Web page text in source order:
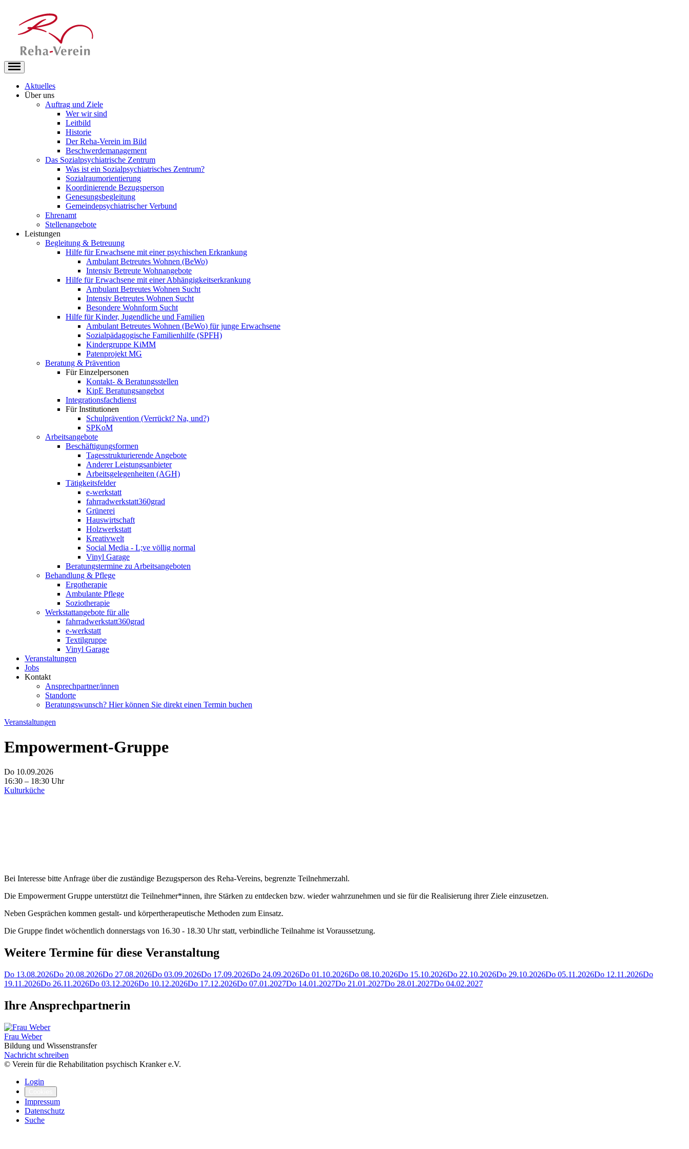
Aktuelles
Über uns
Auftrag und Ziele
Wer wir sind
Leitbild
Historie
Der Reha-Verein im Bild
Beschwerdemanagement
Das Sozialpsychiatrische Zentrum
Was ist ein Sozialpsychiatrisches Zentrum?
Sozialraumorientierung
Koordinierende Bezugsperson
Genesungsbegleitung
Gemeindepsychiatrischer Verbund
Ehrenamt
Stellenangebote
Leistungen
Begleitung & Betreuung
Hilfe für Erwachsene mit einer psychischen Erkrankung
Ambulant Betreutes Wohnen (BeWo)
Intensiv Betreute Wohnangebote
Hilfe für Erwachsene mit einer Abhängigkeitserkrankung
Ambulant Betreutes Wohnen Sucht
Intensiv Betreutes Wohnen Sucht
Besondere Wohnform Sucht
Hilfe für Kinder, Jugendliche und Familien
Ambulant Betreutes Wohnen (BeWo) für junge Erwachsene
Sozialpädagogische Familienhilfe (SPFH)
Kindergruppe KiMM
Patenprojekt MG
Beratung & Prävention
Für Einzelpersonen
Kontakt- & Beratungsstellen
KipE Beratungsangebot
Integrationsfachdienst
Für Institutionen
Schulprävention (Verrückt? Na, und?)
SPKoM
Arbeitsangebote
Beschäftigungsformen
Tagesstrukturierende Angebote
Anderer Leistungsanbieter
Arbeitsgelegenheiten (AGH)
Tätigkeitsfelder
e-werkstatt
fahrradwerkstatt360grad
Grünerei
Hauswirtschaft
Holzwerkstatt
Kreativwelt
Social Media - L;ve völlig normal
Vinyl Garage
Beratungstermine zu Arbeitsangeboten
Behandlung & Pflege
Ergotherapie
Ambulante Pflege
Soziotherapie
Werkstattangebote für alle
fahrradwerkstatt360grad
e-werkstatt
Textilgruppe
Vinyl Garage
Veranstaltungen
Jobs
Kontakt
Ansprechpartner/innen
Standorte
Beratungswunsch? Hier können Sie direkt einen Termin buchen
Veranstaltungen
Empowerment-Gruppe
Do 10.09.2026
16:30 – 18:30 Uhr
Kulturküche
Bei Interesse bitte Anfrage über die zuständige Bezugsperson des Reha-Vereins, begrenzte Teilnehmerzahl.
Die Empowerment Gruppe unterstützt die Teilnehmer*innen, ihre Stärken zu entdecken bzw. wieder wahrzunehmen und sie für die Realisierung ihrer Ziele einzusetzen.
Neben Gesprächen kommen gestalt- und körpertherapeutische Methoden zum Einsatz.
Die Gruppe findet wöchentlich donnerstags von 16.30 - 18.30 Uhr statt, verbindliche Teilnahme ist Voraussetzung.
Weitere Termine für diese Veranstaltung
Do 13.08.2026Do 20.08.2026Do 27.08.2026Do 03.09.2026Do 17.09.2026Do 24.09.2026Do 01.10.2026Do 08.10.2026Do 15.10.2026Do 22.10.2026Do 29.10.2026Do 05.11.2026Do 12.11.2026Do
19.11.2026Do 26.11.2026Do 03.12.2026Do 10.12.2026Do 17.12.2026Do 07.01.2027Do 14.01.2027Do 21.01.2027Do 28.01.2027Do 04.02.2027
Ihre Ansprechpartnerin
Frau Weber
Bildung und Wissenstransfer
Nachricht schreiben
© Verein für die Rehabilitation psychisch Kranker e.V.
Login
Impressum
Datenschutz
Suche